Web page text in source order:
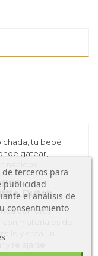
tu bebé
gatear,
Dutch
confort y
materiales de
y crea un
relajarse.
terceros para
publicidad
el análisis de
consentimiento